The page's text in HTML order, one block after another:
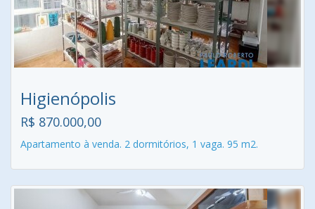
Higienópolis
R$ 870.000,00
Apartamento à venda. 2 dormitórios, 1 vaga. 95 m2.